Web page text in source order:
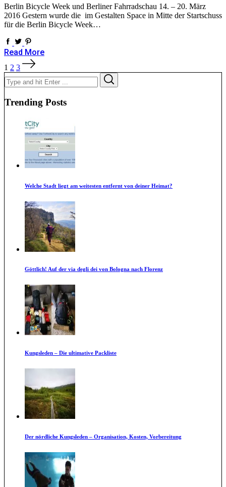
Berlin Bicycle Week und Berliner Fahrradschau 14. – 20. März
2016 Gestern wurde die im Gestalten Space in Mitte der Startschuss
für die Berlin Bicycle Week…
Read More
Seitennummerierung
der
Beiträge
1 2 3
Search
for:
Trending Posts
Welche Stadt liegt am weitesten entfernt von deiner Heimat?
Göttlich! Auf der via degli dei von Bologna nach Florenz
Kungsleden – Die ultimative Packliste
Der nördliche Kungsleden – Organisation, Kosten, Vorbereitung